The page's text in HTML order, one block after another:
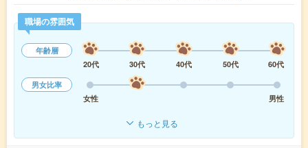
職場の雰囲気
年齢層
20代
30代 40代 50代
60代
男女比率
女性
男性
もっと見る